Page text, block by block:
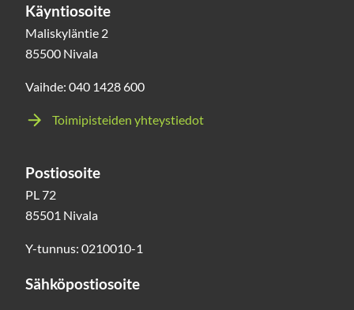
Käyntiosoite
Maliskyläntie 2
85500 Nivala
Vaihde: 040 1428 600
Toimipisteiden yhteystiedot
Postiosoite
PL 72
85501 Nivala
Y-tunnus: 0210010-1
Sähköpostiosoite